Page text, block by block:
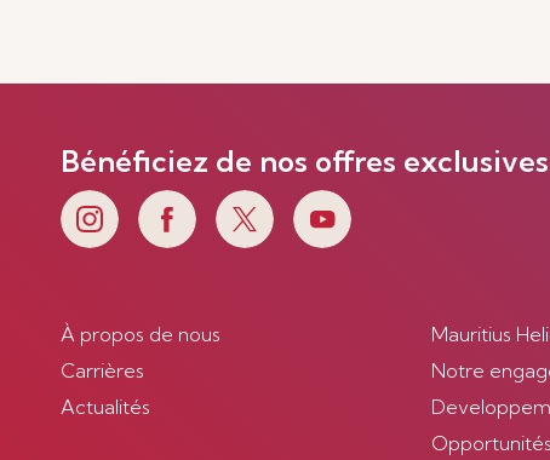
Bénéficiez de nos offres exclusives
À propos de nous
Carrières
Actualités
Mauritius
Notre